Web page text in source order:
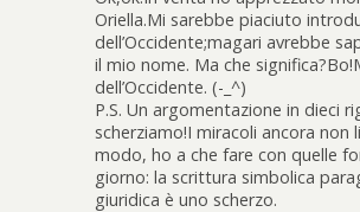
Oriella.Mi sarebbe piaciuto
dell’Occidente;magari avrebbe
il mio nome. Ma che
dell’Occidente. (-_^)
P.S. Un argomentazione in dieci
scherziamo!I miracoli ancora non
modo, ho a che fare con quelle
giorno: la scrittura simbolica
giuridica è uno scherzo.